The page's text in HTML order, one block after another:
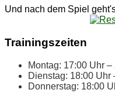
Und nach dem Spiel
Trai­nings­zei­ten
Mon­tag: 17:00 Uhr
Diens­tag: 18:00 Uhr
Don­ners­tag: 18:00